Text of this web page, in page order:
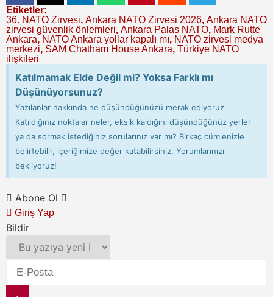
Etiketler:
36. NATO Zirvesi, Ankara NATO Zirvesi 2026, Ankara NATO
zirvesi güvenlik önlemleri, Ankara Palas NATO, Mark Rutte
Ankara, NATO Ankara yollar kapalı mı, NATO zirvesi medya
merkezi, SAM Chatham House Ankara, Türkiye NATO
ilişkileri
Katılmamak Elde Değil mi? Yoksa Farklı mı
Düşünüyorsunuz?
Yazılanlar hakkında ne düşündüğünüzü merak ediyoruz.
Katıldığınız noktalar neler, eksik kaldığını düşündüğünüz yerler
ya da sormak istediğiniz sorularınız var mı? Birkaç cümlenizle
belirtebilir, içeriğimize değer katabilirsiniz. Yorumlarınızı
bekliyoruz!
Abone Ol
Giriş Yap
Bildir